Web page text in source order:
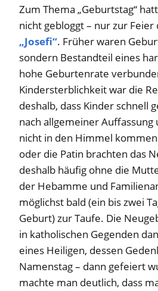
Zum Thema „Geburtstag“
nicht gebloggt – nur zur
„Josefi“. Früher waren
sondern Bestandteil eines
hohe Geburtenrate
Kindersterblichkeit war die
deshalb, dass Kinder schnell
nach allgemeiner
nicht in den Himmel
oder die Patin brachten das
deshalb häufig ohne die
der Hebamme und
möglichst bald (ein bis zwei
Geburt) zur Taufe. Die
in katholischen Gegenden
eines Heiligen, dessen
Namenstag – dann gefeiert
machte man deutlich, dass